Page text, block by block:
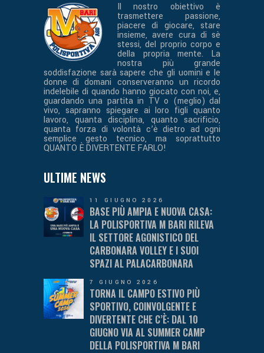
Il nostro obiettivo è
trasmettere passione,
piacere di giocare, stare
insieme, avere cura di sè
stessi, del proprio corpo e
della propria mente. La
nostra più grande
soddisfazione sarà sapere che gli uomini e le
donne di domani conserveranno un ricordo
indelebile di quando hanno giocato con noi, e,
guardando una partita in TV o (meglio) dal
vivo, sapranno spiegare ai loro figli quanto
lavoro, quanta disciplina, quanto sacrificio,
quanta forza di volontà c’è dietro ad ogni
semplice gesto tecnico, ma soprattutto
QUANTO È DIVERTENTE FARLO!
ULTIME NEWS
11 GIUGNO 2026
BASE PIÙ AMPIA E NUOVA CASA:
LA POLISPORTIVA M BARI RILEVA
IL SETTORE AGONISTICO DEL
CARBONARA VOLLEY E I SUOI
SPAZI AL PALACARBONARA
7 GIUGNO 2026
TORNA IL CAMPO ESTIVO PIÙ
SPORTIVO, COINVOLGENTE E
DIVERTENTE CHE C’È: DAL 10
GIUGNO VIA AL SUMMER CAMP
DELLA POLISPORTIVA M BARI